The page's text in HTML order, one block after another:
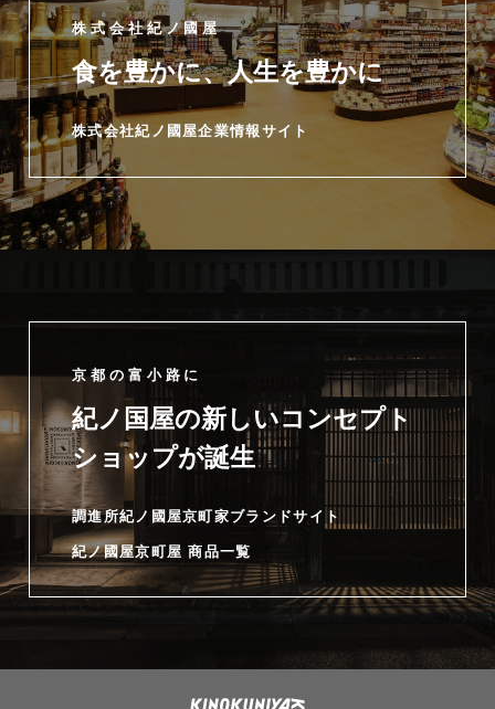
株式会社紀ノ國屋
食を豊かに、人生を豊かに
株式会社紀ノ國屋企業情報サイト
京都の富小路に
紀ノ国屋の新しいコンセプト
ショップが誕生
調進所紀ノ國屋京町家ブランドサイト
紀ノ國屋京町屋 商品一覧